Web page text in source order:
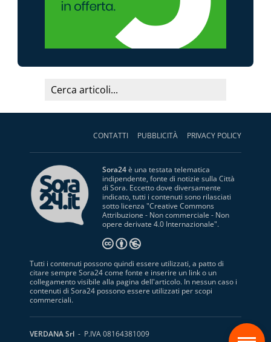
CONTATTI PUBBLICITÀ PRIVACY POLICY
Sora24è una testata telematica
indipendente, fonte di notizie sulla Città
di Sora. Eccetto dove diversamente
indicato, tutti i contenuti sono rilasciati
sotto licenza "Creative Commons
Attribuzione - Non commerciale - Non
opere derivate 4.0 Internazionale".
Tutti i contenuti possono quindi essere utilizzati, a patto di
citare sempre Sora24 come fonte e inserire un link o un
collegamento visibile alla pagina dell'articolo. In nessun caso i
contenuti di Sora24 possono essere utilizzati per scopi
commerciali.
VERDANA Srl - P.IVA 08164381009